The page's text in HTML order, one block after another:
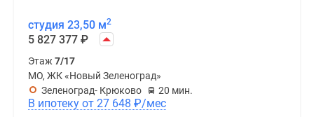
студия 23,50 м2
5 827 377 ₽
Этаж 7/17
МО, ЖК «Новый Зеленоград»
Зеленоград- Крюково
20 мин.
В ипотеку от 27 648 ₽/мес